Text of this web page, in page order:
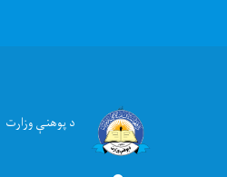
د پوهنېوزارت